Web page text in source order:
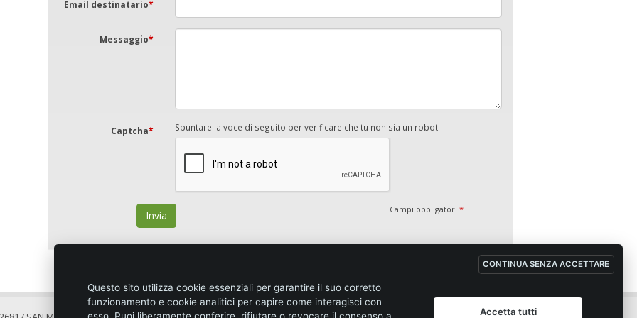
Email destinatario*
Messaggio*
Captcha* Spuntare la voce di seguito per verificare che tu non sia un robot
Invia Campi obbligatori *
CONTINUA SENZA ACCETTARE
Questo sito utilizza cookie essenziali per garantire il suo corretto
funzionamento e cookie analitici per capire come interagisci con
Accetta tutti